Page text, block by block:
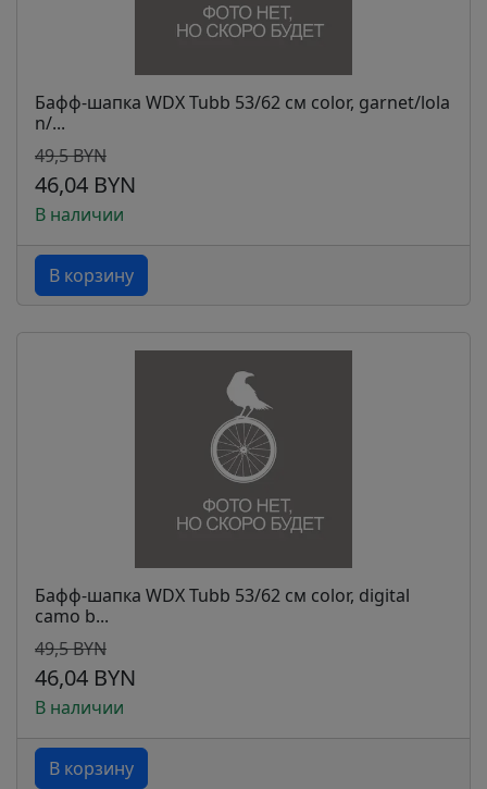
Бафф-шапка WDX Tubb 53/62 см color, garnet/lola
n/...
49,5 BYN
46,04 BYN
В наличии
В корзину
Бафф-шапка WDX Tubb 53/62 см color, digital
camo b...
49,5 BYN
46,04 BYN
В наличии
В корзину